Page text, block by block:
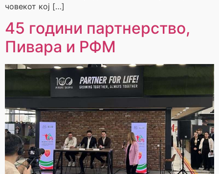
човекот кој […]
45 години партнерство,
Пивара и РФМ